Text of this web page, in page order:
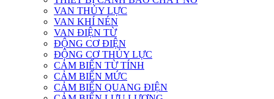
VAN THỦY LỰC
VAN KHÍ NÉN
VAN ĐIỆN TỪ
ĐỘNG CƠ ĐIỆN
ĐỘNG CƠ THỦY LỰC
CẢM BIẾN TỪ TÍNH
CẢM BIẾN MỨC
CẢM BIẾN QUANG ĐIỆN